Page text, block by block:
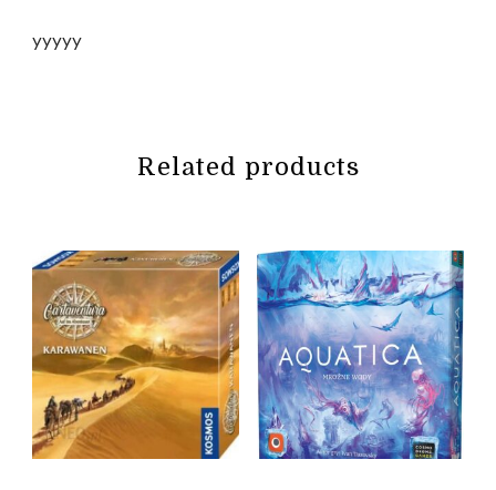
yyyyy
Related products